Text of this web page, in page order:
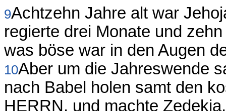
9Achtzehn Jahre alt war
regierte drei Monate und
was böse war in den Augen
10Aber um die Jahreswende
nach Babel holen samt den
HERRN, und machte